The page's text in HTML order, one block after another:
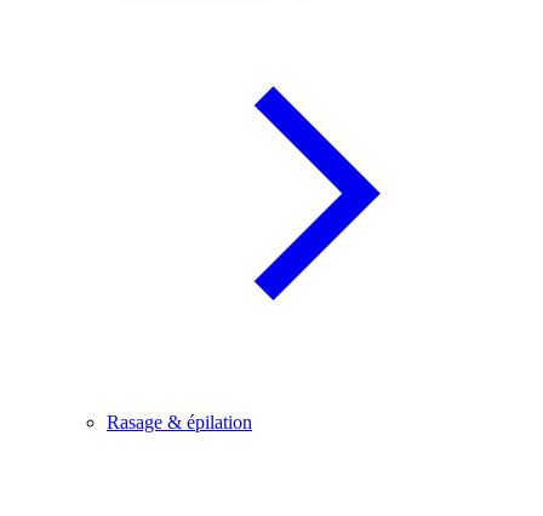
Rasage & épilation